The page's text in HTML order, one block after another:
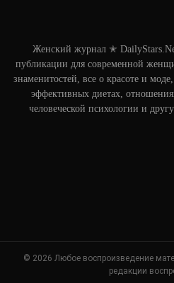
Женский журнал ✭
публикации для современной
знаменитостей, все о красоте и
эффективных диетах,
человеческой психологии и
© 2026 Любое воспроизведение
редакции